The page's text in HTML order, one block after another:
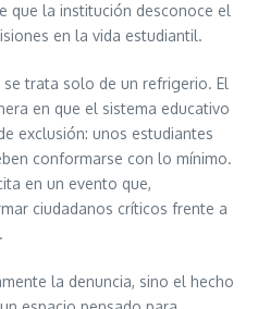
que la institución desconoce el
en la vida estudiantil.
trata solo de un refrigerio. El
en que el sistema educativo
exclusión: unos estudiantes
conformarse con lo mínimo.
en un evento que,
ciudadanos críticos frente a
la denuncia, sino el hecho